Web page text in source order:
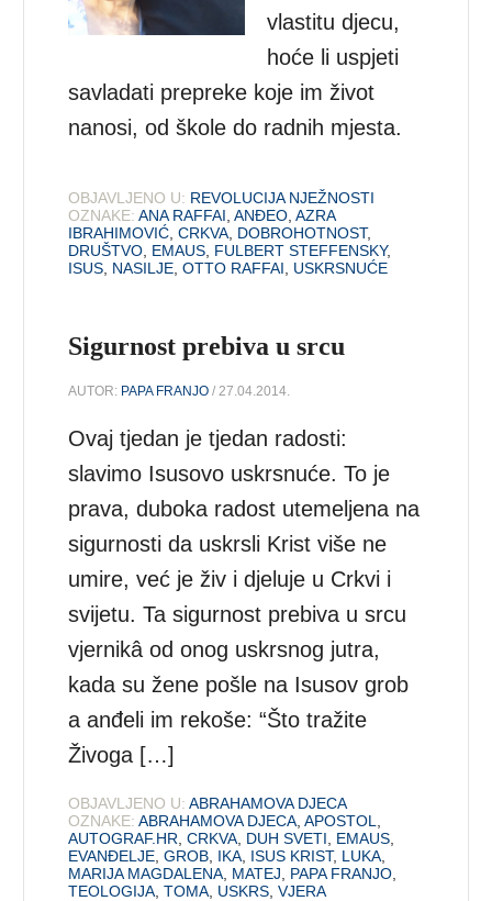
vlastitu djecu,
hoće li uspjeti
savladati prepreke koje im život
nanosi, od škole do radnih mjesta.
OBJAVLJENO U: REVOLUCIJA NJEŽNOSTI
OZNAKE: ANA RAFFAI ,ANĐEO ,AZRA
IBRAHIMOVIĆ ,CRKVA DOBROHOTNOST,
DRUŠTVO EMAUS FULBERT STEFFENSKY,
ISUS NASILJE ,OTTO RAFFAI USKRSNUĆE
Sigurnost prebiva u srcu
AUTOR: PAPA FRANJO / 27.04.2014.
Ovaj tjedan je tjedan radosti:
slavimo Isusovo uskrsnuće. To je
prava, duboka radost utemeljena na
sigurnosti da uskrsli Krist više ne
umire, već je živ i djeluje u Crkvi i
svijetu. Ta sigurnost prebiva u srcu
vjernikâ od onog uskrsnog jutra,
kada su žene pošle na Isusov grob
a anđeli im rekoše: “Što tražite
Živoga […]
OBJAVLJENO U: ABRAHAMOVA DJECA
OZNAKE: ABRAHAMOVA DJECA ,APOSTOL
AUTOGRAF.HR ,CRKVA DUH SVETI EMAUS
EVANĐELJE ,GROB IKA ISUS KRIST, LUKA
MARIJA MAGDALENA MATEJ PAPA FRANJO
TEOLOGIJA ,TOMA USKRS ,VJERA